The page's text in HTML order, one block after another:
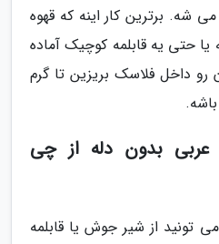
شه. برترین کار اینه که قهوه
حتی یه قابلمه کوچیک آماده
رو داخل فلاسک بریزین تا گرم
عربی بدون دله از چی
تونید از شیر جوش یا قابلمه